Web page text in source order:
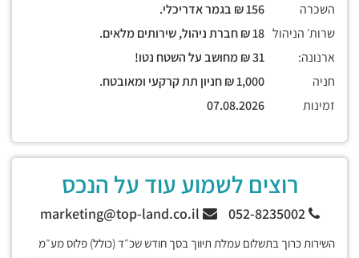
השכרה
שרות׳ הניהול
ארנונה:
חניה
זמינות
רוצים לשמוע עוד על הנכס
052-8235002
השירות כרוך בתשלום עמלת תיווך בסך חודש שכ״ד (כולל) פלוס מע״מ